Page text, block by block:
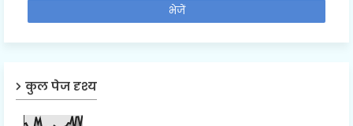
कुल पेज दृश्य